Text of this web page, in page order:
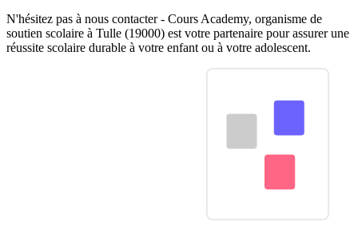
N'hésitez pas à nous contacter - Cours Academy, organisme de
soutien scolaire à Tulle (19000) est votre partenaire pour assurer une
réussite scolaire durable à votre enfant ou à votre adolescent.